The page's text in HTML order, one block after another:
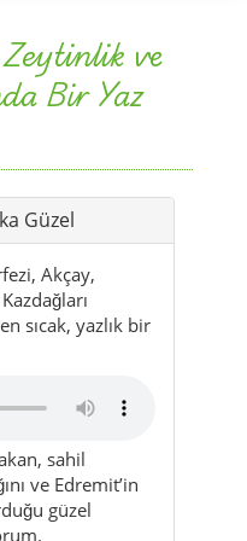
Güzel
sıcak, yazlık bir
sahil
ve Edremit’in
bir bölüm